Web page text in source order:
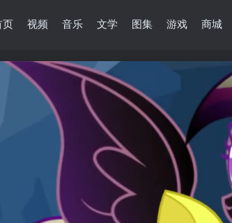
页 视频 音乐 文学 图集 游戏 商城